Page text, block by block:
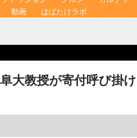
動画 はばたけラボ
大教授が寄付呼び掛け